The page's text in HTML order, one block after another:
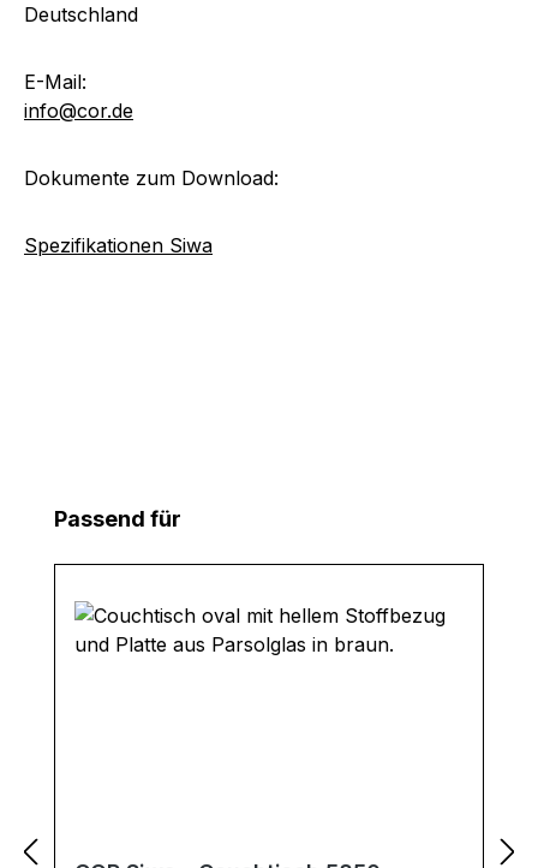
Deutschland
E-Mail:
info@cor.de
Dokumente zum Download:
Spezifikationen Siwa
Produktgalerie überspringen
Passend für